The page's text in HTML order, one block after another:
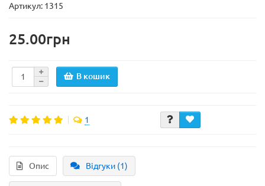
Артикул: 1315
25.00грн
В кошик
1
Опис Відгуки (1)